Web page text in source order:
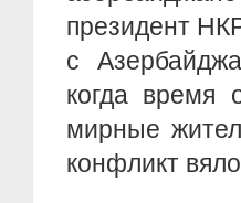
президент
с
когда время
мирные
конфликт